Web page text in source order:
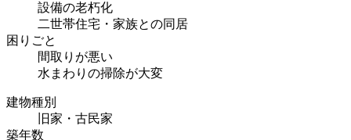
設備の老朽化
二世帯住宅・家族との同居
困りごと
間取りが悪い
水まわりの掃除が大変
建物種別
旧家・古民家
築年数